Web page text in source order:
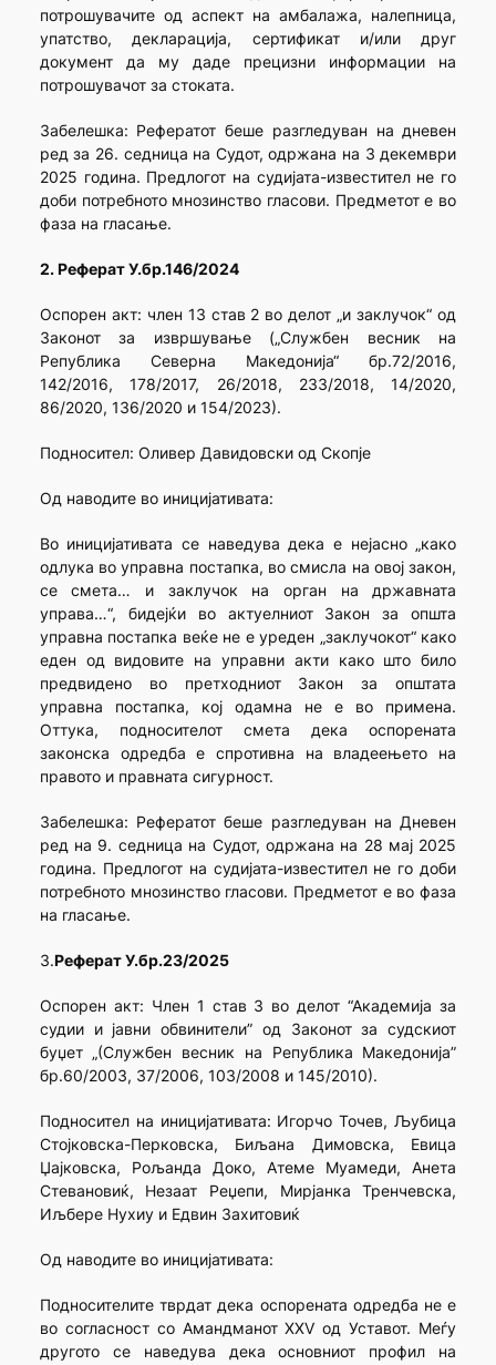
потрошувачите од аспект на амбалажа, налепница,
упатство, декларација, сертификат и/или друг
документ да му даде прецизни информации на
потрошувачот за стоката.
Забелешка: Рефератот беше разгледуван на дневен
ред за 26. седница на Судот, одржана на 3 декември
2025 година. Предлогот на судијата-известител не го
доби потребното мнозинство гласови. Предметот е во
фаза на гласање.
2. Реферат У.бр.146/2024
Oспорен акт: член 13 став 2 во делот „и заклучок“ од
Законот за извршување („Службен весник на
Република Северна Македонија“ бр.72/2016,
142/2016, 178/2017, 26/2018, 233/2018, 14/2020,
86/2020, 136/2020 и 154/2023).
Подносител: Оливер Давидовски од Скопје
Од наводите во иницијативата:
Во иницијативата се наведува дека е нејасно „како
одлука во управна постапка, во смисла на овој закон,
се смета… и заклучок на орган на државната
управа…“, бидејќи во актуелниот Закон за општа
управна постапка веќе не е уреден „заклучокот“ како
еден од видовите на управни акти како што било
предвидено во претходниот Закон за општата
управна постапка, кој одамна не е во примена.
Оттука, подносителот смета дека оспорената
законска одредба е спротивна на владеењето на
правото и правната сигурност.
Забелешка: Рефератот беше разгледуван на Дневен
ред на 9. седница на Судот, одржана на 28 мај 2025
година. Предлогот на судијата-известител не го доби
потребното мнозинство гласови. Предметот е во фаза
на гласање.
3.Реферат У.бр.23/2025
Оспорен aкт: Член 1 став 3 во делот “Академија за
судии и јавни обвинители” од Законот за судскиот
буџет „(Службен весник на Република Македонија”
бр.60/2003, 37/2006, 103/2008 и 145/2010).
Подносител на иницијативата: Игорчо Точев, Љубица
Стојковска-Перковска, Биљана Димовска, Евица
Џајковска, Рољанда Доко, Атеме Муамеди, Анета
Стевановиќ, Незаат Реџепи, Мирјанка Тренчевска,
Иљбере Нухиу и Едвин Захитовиќ
Од наводите во иницијативата:
Подносителите тврдат дека оспорената одредба не е
во согласност со Амандманот XXV од Уставот. Меѓу
другото се наведува дека основниот профил на